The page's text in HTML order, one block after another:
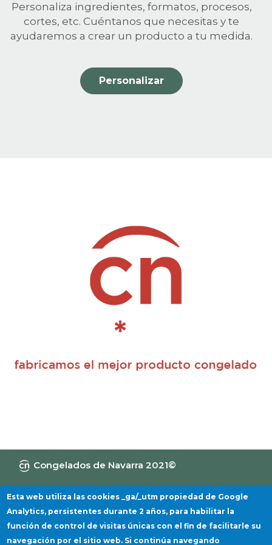
Personaliza ingredientes, formatos, procesos,
cortes, etc. Cuéntanos que necesitas y te
ayudaremos a crear un producto a tu medida.
Personalizar
Congelados de Navarra 2021©
Canal de Información Política de privacidad Aviso Legal Política de cookies
Esta web utiliza las cookies _ga/_utm propiedad de Google
Analytics, persistentes durante 2 años, para habilitar la
función de control de visitas únicas con el fin de facilitarle su
navegación por el sitio web. Si continúa navegando